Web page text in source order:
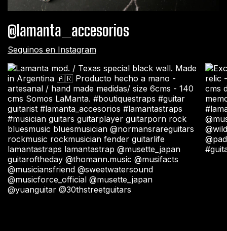
@lamanta_accesorios
Seguinos en Instagram